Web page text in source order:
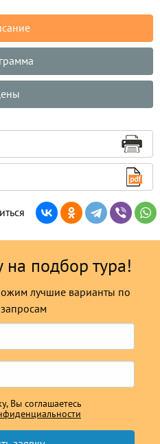
на подбор тура!
лучшие варианты по
Вы соглашаетесь